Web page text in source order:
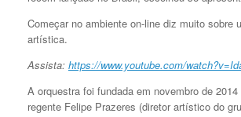
Começar no ambiente on-line diz muito sobre
artística.
Assista: https://www.youtube.com/
A orquestra foi fundada em novembro de
regente Felipe Prazeres (diretor artístico do